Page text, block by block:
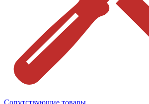
Сопутствующие товары